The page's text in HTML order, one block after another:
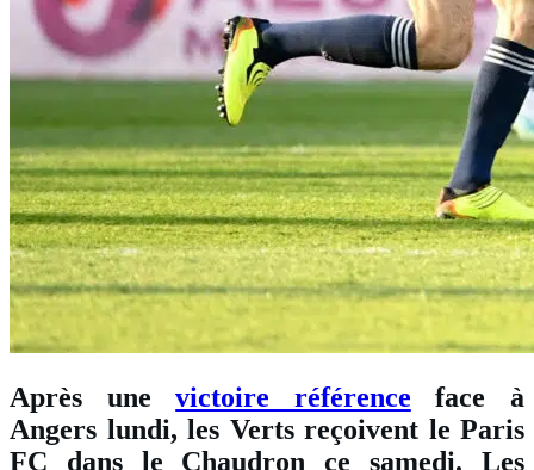
Après unevictoire référence face à
Angers lundi, les Verts reçoivent le Paris
FC dans le Chaudron ce samedi. Les